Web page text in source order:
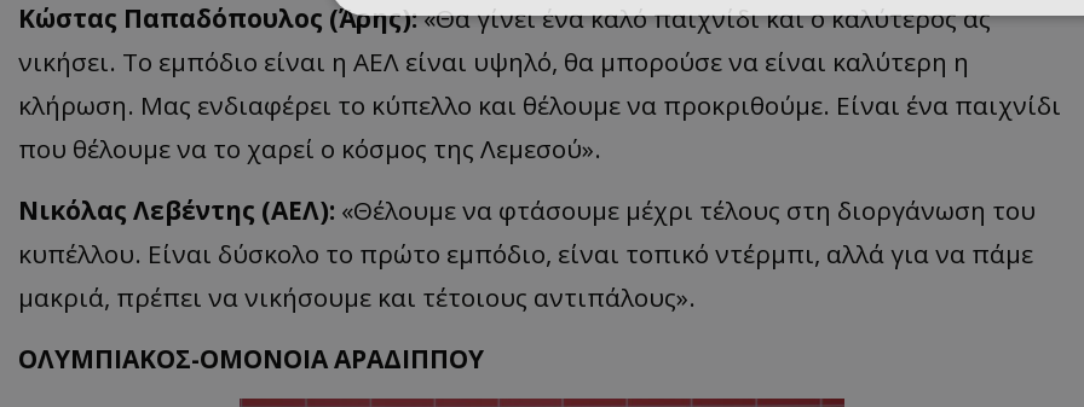
Κώστας Παπαδόπουλος (Άρης):«Θα γίνει ένα καλό παιχνίδι και ο καλύτερος ας
νικήσει. Το εμπόδιο είναι η ΑΕΛ είναι υψηλό, θα μπορούσε να είναι καλύτερη η
κλήρωση. Μας ενδιαφέρει το κύπελλο και θέλουμε να προκριθούμε. Είναι ένα παιχνίδι
που θέλουμε να το χαρεί ο κόσμος της Λεμεσού».
Νικόλας Λεβέντης (ΑΕΛ): «Θέλουμε να φτάσουμε μέχρι τέλους στη διοργάνωση του
κυπέλλου. Είναι δύσκολο το πρώτο εμπόδιο, είναι τοπικό ντέρμπι, αλλά για να πάμε
μακριά, πρέπει να νικήσουμε και τέτοιους αντιπάλους».
ΟΛΥΜΠΙΑΚΟΣ-ΟΜΟΝΟΙΑ ΑΡΑΔΙΠΠΟΥ